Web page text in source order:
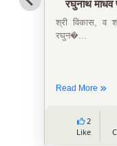
रघुनाथ माधव
श्री विकास, व
रघुन�...
Read More
2
Like